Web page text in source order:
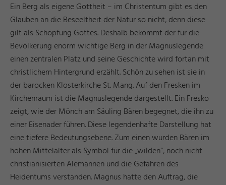
Ein Berg als eigene Gottheit – im Christentum gibt es den
Glauben an die Beseeltheit der Natur so nicht, denn diese
gilt als Schöpfung Gottes. Deshalb bekommt der für die
Bevölkerung enorm wichtige Berg in der Magnuslegende
einen zentralen Platz und seine Geschichte wird fortan mit
christlichem Hintergrund erzählt. Schön zu sehen ist sie in
der barocken Klosterkirche St. Mang. Auf den Fresken im
Kirchenraum ist die Magnuslegende dargestellt. Ein Fresko
zeigt, wie der Mönch am Säuling Bären begegnet, die ihn zu
einer Eisenader führen. Diese legendenhafte Darstellung hat
eine tiefere Bedeutungsebene. Zum einen wurden Bären im
hohen Mittelalter als Symbol für die „wilden“, noch nicht
christianisierten Alemannen und die Gefahren des
Heidentums verstanden. Magnus hatte den Auftrag, die